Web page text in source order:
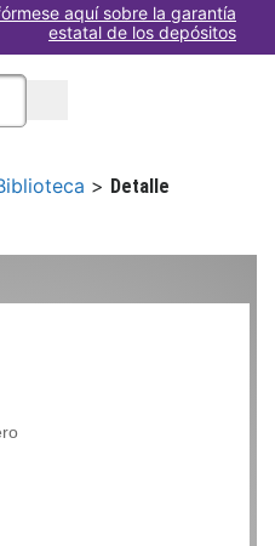
aquí sobre la garantía
estatal de los depósitos
> Detalle